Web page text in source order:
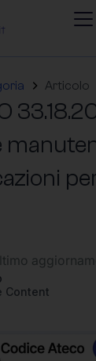
Articolo
Content